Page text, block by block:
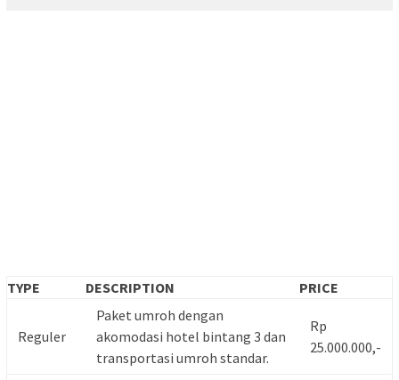
TYPE DESCRIPTION PRICE
Reguler
Paket umroh dengan
akomodasi hotel bintang 3 dan
transportasi umroh standar.
Rp
25.000.000,-